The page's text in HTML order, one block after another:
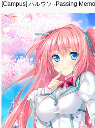
[Campus] ハルウソ -Passing